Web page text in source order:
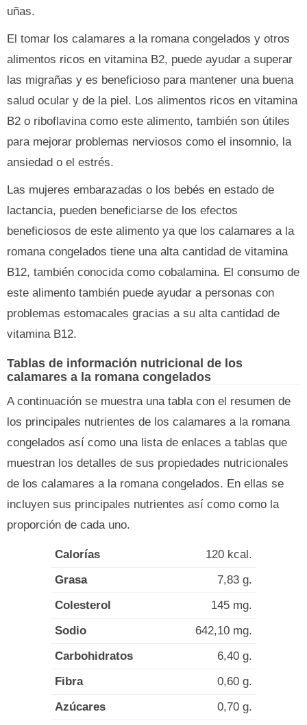
uñas.
El tomar los calamares a la romana congelados y otros
alimentos ricos en vitamina B2, puede ayudar a superar
las migrañas y es beneficioso para mantener una buena
salud ocular y de la piel. Los alimentos ricos en vitamina
B2 o riboflavina como este alimento, también son útiles
para mejorar problemas nerviosos como el insomnio, la
ansiedad o el estrés.
Las mujeres embarazadas o los bebés en estado de
lactancia, pueden beneficiarse de los efectos
beneficiosos de este alimento ya que los calamares a la
romana congelados tiene una alta cantidad de vitamina
B12, también conocida como cobalamina. El consumo de
este alimento también puede ayudar a personas con
problemas estomacales gracias a su alta cantidad de
vitamina B12.
Tablas de información nutricional de los
calamares a la romana congelados
A continuación se muestra una tabla con el resumen de
los principales nutrientes de los calamares a la romana
congelados así como una lista de enlaces a tablas que
muestran los detalles de sus propiedades nutricionales
de los calamares a la romana congelados. En ellas se
incluyen sus principales nutrientes así como como la
proporción de cada uno.
Calorías
120 kcal.
Grasa
7,83 g.
Colesterol
145 mg.
Sodio
642,10 mg.
Carbohidratos
6,40 g.
Fibra
0,60 g.
Azúcares
0,70 g.